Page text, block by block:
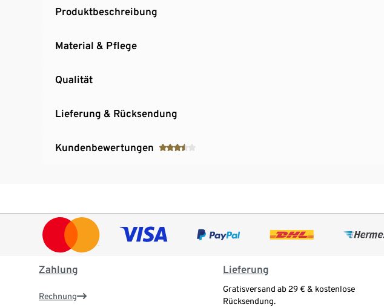
Produktbeschreibung
Material & Pflege
Qualität
Lieferung & Rücksendung
Kundenbewertungen
Zahlung
Rechnung
Lieferung
Gratisversand ab 29 € & kostenlose
Rücksendung.